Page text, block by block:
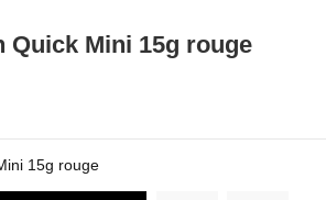
Quick Mini 15g rouge
15g rouge